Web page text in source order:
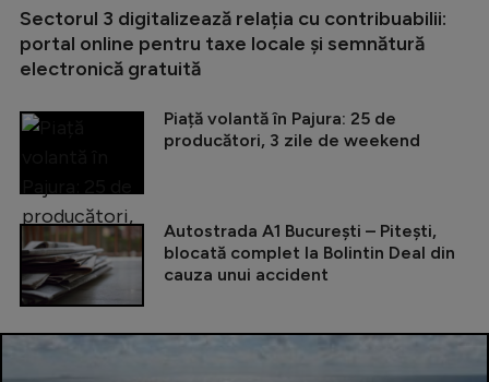
Sectorul 3 digitalizează relația cu contribuabilii:
portal online pentru taxe locale și semnătură
electronică gratuită
Piață volantă în Pajura: 25 de
producători, 3 zile de weekend
Autostrada A1 București – Pitești,
blocată complet la Bolintin Deal din
cauza unui accident